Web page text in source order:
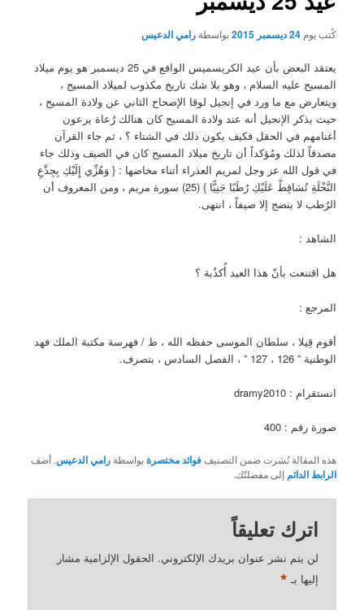
كُتب يوم24 ديسمبر 2015 بواسطةرامي الدعيس
يعتقد البعض بأن عيد الكريسميس الواقع في 25 ديسمبر هو يوم ميلاد
المسيح عليه السلام ، وهو بلا شك تاريخ مكذوب لميلاد المسيح ،
ويتعارض مع ما ورد في إنجيل لوقا الإصحاح الثاني عن ولادة المسيح ،
حيث يذكر الإنجيل أنه عند ولادة المسيح كان هنالك رُعاة يرعون
أغنامهم في الحقل فكيف يكون ذلك في الشتاء ؟ ، ثم جاء القرآن
مصدقاً لذلك ومُؤكداً أن تاريخ ميلاد المسيح كان في الصيف وذلك جاء
في قول الله عز وجل لمريم العذراء أثناء مخاضها : { وَهُزِّي إِلَيْكِ بِجِذْعِ
النَّخْلَةِ تُسَاقِطْ عَلَيْكِ رُطَبًا جَنِيًّا } (25) سورة مريم ، ومن المعروف أن
الرُطب لا ينضج إلا صيفاً ، انتهى.
الشاهد :
هل اقتنعت بأنّ هذا العيد أُكذُبة ؟
المرجع :
أقوم قِيلا ، سلطان الموسى حفظه الله ، ط / فهرسة مكتبة الملك فهد
الوطنية ” 126 ، 127 ” ، الفصل السادس ، بتصرف.
انستقرام : dramy2010
صورة رقم : 400
هذه المقالة نُشرت ضمن التصنيففوائد مختصرةبواسطةرامي الدعيس. أضف
الرابط الدائم إلى مفضلتّك.
اترك تعليقاً
لن يتم نشر عنوان بريدك الإلكتروني. الحقول الإلزامية مشار
إليها بـ *